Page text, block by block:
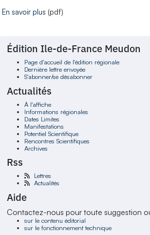
En savoir plus (pdf)
Édition Ile-de-France Meudon
Page d'accueil de l'édition régionale
Dernière lettre envoyée
S'abonner/se désabonner
Actualités
À l'affiche
Informations régionales
Dates Limites
Manifestations
Potentiel Scientifique
Rencontres Scientifiques
Archives
Rss
Lettres
Actualités
Aide
Contactez-nous pour toute suggestion
sur le contenu éditorial
sur le fonctionnement technique